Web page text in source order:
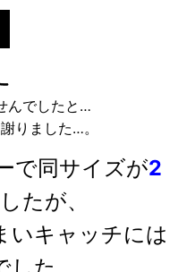
んでしたと…
りました…。
で同サイズが2
たが、
いキャッチには